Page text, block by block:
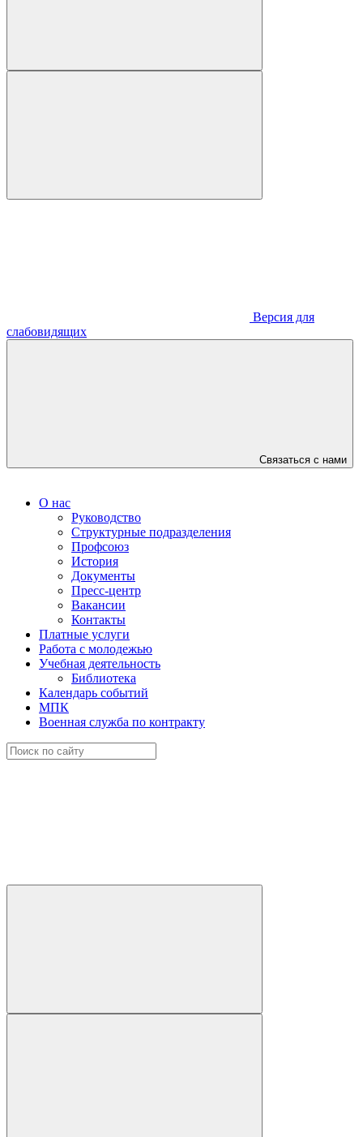
Версия для
слабовидящих
Связаться с нами
О нас
Руководство
Структурные подразделения
Профсоюз
История
Документы
Пресс-центр
Вакансии
Контакты
Платные услуги
Работа с молодежью
Учебная деятельность
Библиотека
Календарь событий
МПК
Военная служба по контракту